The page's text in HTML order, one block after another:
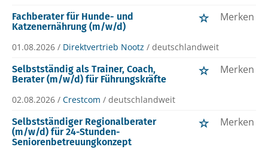
Fachberater für Hunde- und
Katzenernährung (m/w/d)
Merken
01.08.2026 / Direktvertrieb Nootz / deutschlandweit
Selbstständig als Trainer, Coach,
Berater (m/w/d) für Führungskräfte
Merken
02.08.2026 / Crestcom / deutschlandweit
Selbstständiger Regionalberater
(m/w/d) für 24-Stunden-
Seniorenbetreuungkonzept
Merken